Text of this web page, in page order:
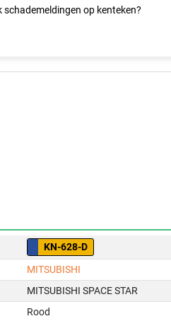
schademeldingen op kenteken?
KN-628-D
MITSUBISHI
MITSUBISHI SPACE STAR
Rood